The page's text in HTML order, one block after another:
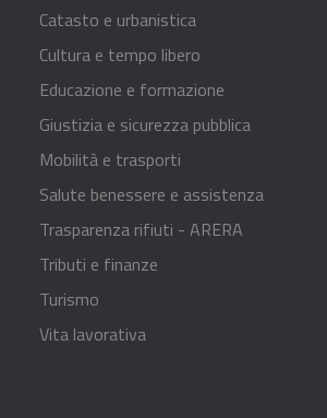
Catasto e urbanistica
Cultura e tempo libero
Educazione e formazione
Giustizia e sicurezza pubblica
Mobilità e trasporti
Salute benessere e assistenza
Trasparenza rifiuti - ARERA
Tributi e finanze
Turismo
Vita lavorativa